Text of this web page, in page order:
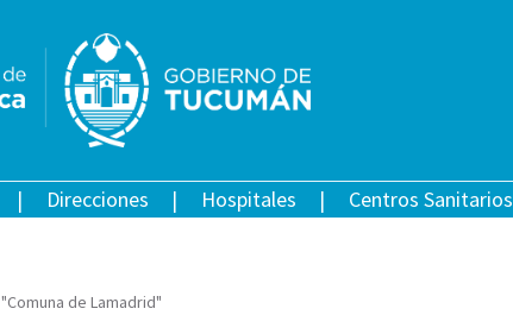
Direcciones Hospitales Centros Sanitarios
de Lamadrid"